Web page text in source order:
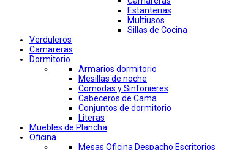
Estanterias
Multiusos
Sillas de Cocina
Verduleros
Camareras
Dormitorio
Armarios dormitorio
Mesillas de noche
Comodas y Sinfonieres
Cabeceros de Cama
Conjuntos de dormitorio
Literas
Muebles de Plancha
Oficina
Mesas Oficina Despacho Escritorios